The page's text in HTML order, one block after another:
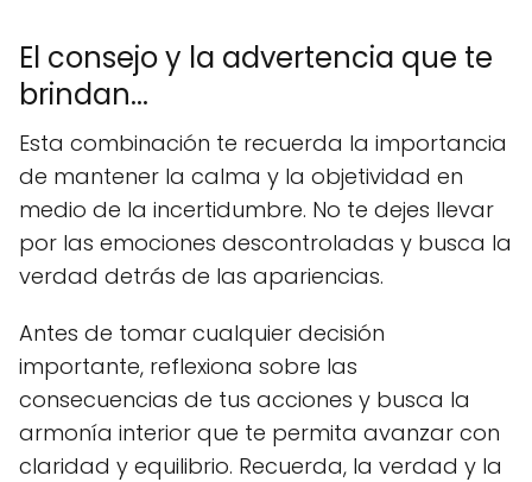
El consejo y la advertencia que te
brindan...
Esta combinación te recuerda la importancia
de mantener la calma y la objetividad en
medio de la incertidumbre. No te dejes llevar
por las emociones descontroladas y busca la
verdad detrás de las apariencias.
Antes de tomar cualquier decisión
importante, reflexiona sobre las
consecuencias de tus acciones y busca la
armonía interior que te permita avanzar con
claridad y equilibrio. Recuerda, la verdad y la